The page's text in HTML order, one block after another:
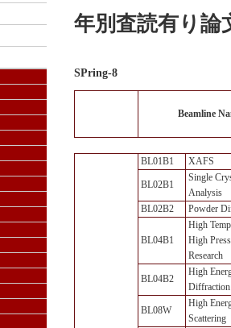
年別査読有り論
SPring-8
Beamline
BL01B1 XAFS
BL02B1
Single
Analysis
BL02B2
Powder
BL04B1
High
High
Research
BL04B2
High
Diffraction
BL08W
High
Scattering